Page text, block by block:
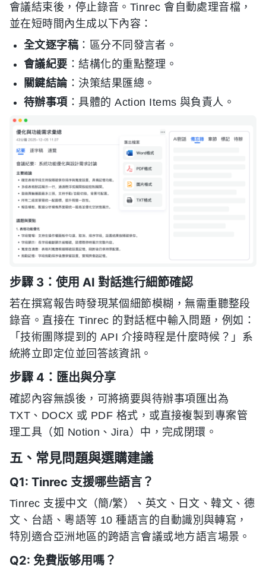
會議結束後，停止錄音。Tinrec 會自動處理音檔，
並在短時間內生成以下內容：
全文逐字稿 ：區分不同發言者。
會議紀要 ：結構化的重點整理。
關鍵結論：決策結果匯總。
待辦事項 ：具體的 Action Items 與負責人。
步驟 3：使用 AI 對話進行細節確認
若在撰寫報告時發現某個細節模糊，無需重聽整段
錄音。直接在 Tinrec 的對話框中輸入問題，例如：
「技術團隊提到的 API 介接時程是什麼時候？」系
統將立即定位並回答該資訊。
步驟 4：匯出與分享
確認內容無誤後，可將摘要與待辦事項匯出為
TXT、DOCX 或 PDF 格式，或直接複製到專案管
理工具（如 Notion、Jira）中，完成閉環。
五、常見問題與選購建議
Q1: Tinrec 支援哪些語言？
Tinrec 支援中文（簡/繁）、英文、日文、韓文、德
文、台語、粵語等 10 種語言的自動識別與轉寫，
特別適合亞洲地區的跨語言會議或地方語言場景。
Q2: 免費版够用嗎？